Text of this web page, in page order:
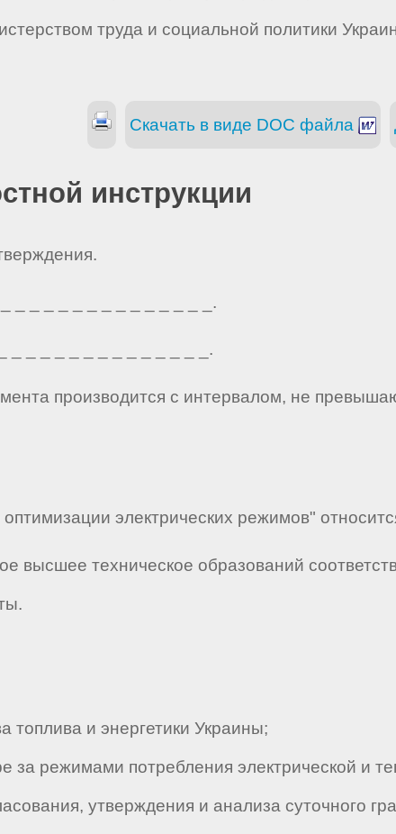
труда и социальной политики
Скачать в виде DOC файла
инструкции
_ _ _ _ _ _ _ _ _ _ _ _ _ _.
_ _ _ _ _ _ _ _ _ _ _ _ _ _.
производится с интервалом, не
электрических режимов"
высшее техническое образований
и энергетики Украины;
режимами потребления электрической и
утверждения и анализа суточного